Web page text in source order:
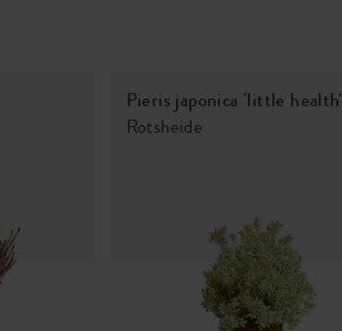
Pieris japonica 'little health'
Rotsheide